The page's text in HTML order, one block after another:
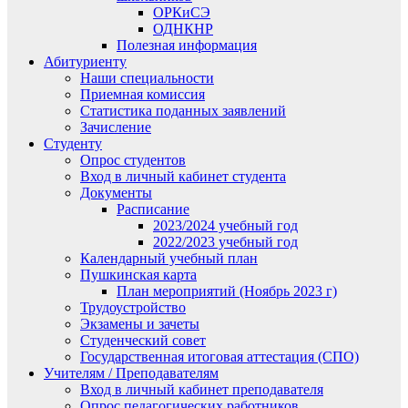
ОРКиСЭ
ОДНКНР
Полезная информация
Абитуриенту
Наши специальности
Приемная комиссия
Статистика поданных заявлений
Зачисление
Студенту
Опрос студентов
Вход в личный кабинет студента
Документы
Расписание
2023/2024 учебный год
2022/2023 учебный год
Календарный учебный план
Пушкинская карта
План мероприятий (Ноябрь 2023 г)
Трудоустройство
Экзамены и зачеты
Студенческий совет
Государственная итоговая аттестация (СПО)
Учителям / Преподавателям
Вход в личный кабинет преподавателя